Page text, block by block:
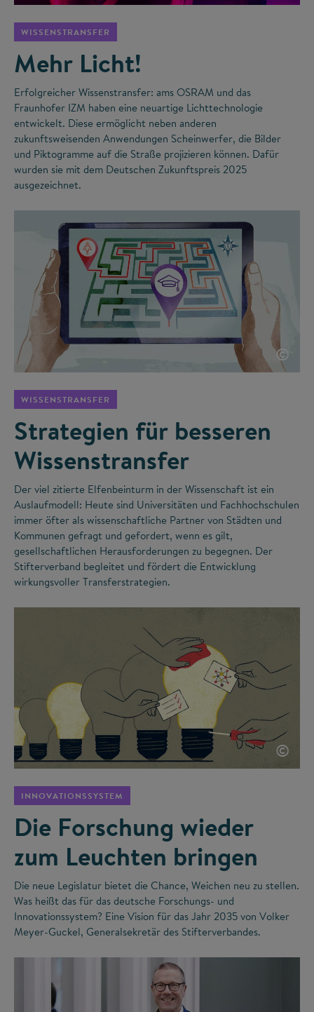
WISSENSTRANSFER
Mehr Licht!
Erfolgreicher Wissenstransfer: ams OSRAM und das
Fraunhofer IZM haben eine neuartige Lichttechnologie
entwickelt. Diese ermöglicht neben anderen
zukunftsweisenden Anwendungen Scheinwerfer, die Bilder
und Piktogramme auf die Straße projizieren können. Dafür
wurden sie mit dem Deutschen Zukunftspreis 2025
ausgezeichnet.
©
WISSENSTRANSFER
Strategien für besseren
Wissenstransfer
Der viel zitierte Elfenbeinturm in der Wissenschaft ist ein
Auslaufmodell: Heute sind Universitäten und Fachhochschulen
immer öfter als wissenschaftliche Partner von Städten und
Kommunen gefragt und gefordert, wenn es gilt,
gesellschaftlichen Herausforderungen zu begegnen. Der
Stifterverband begleitet und fördert die Entwicklung
wirkungsvoller Transferstrategien.
©
INNOVATIONSSYSTEM
Die Forschung wieder
zum Leuchten bringen
Die neue Legislatur bietet die Chance, Weichen neu zu stellen.
Was heißt das für das deutsche Forschungs- und
Innovationssystem? Eine Vision für das Jahr 2035 von Volker
Meyer-Guckel, Generalsekretär des Stifterverbandes.